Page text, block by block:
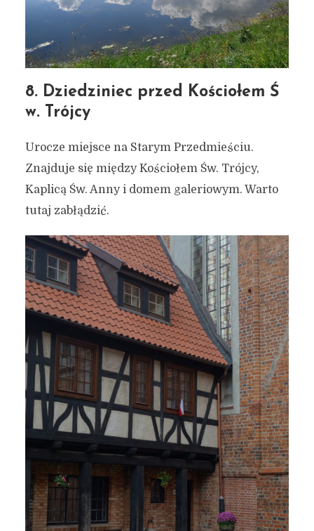
8. Dziedziniec przed Kościołem Ś
w. Trójcy
Urocze miejsce na Starym Przedmieściu.
Znajduje się między Kościołem Św. Trójcy,
Kaplicą Św. Anny i domem galeriowym. Warto
tutaj zabłądzić.